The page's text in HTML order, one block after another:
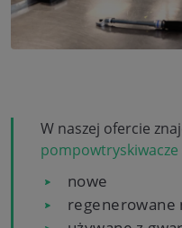
W naszej ofercie
pompowtryskiwacze
nowe
regenerowane